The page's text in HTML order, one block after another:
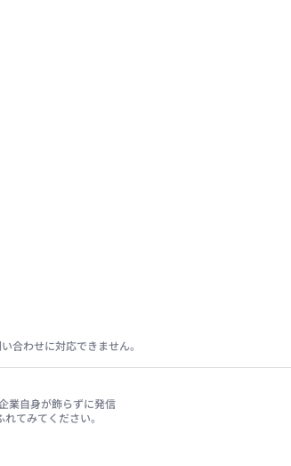
合わせに対応できません。
業自身が飾らずに発信
てみてください。